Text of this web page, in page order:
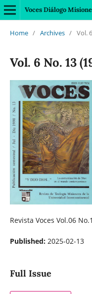
Voces Diálogo
Home / Archives / Vol.
Vol. 6 No. 13
Revista Voces Vol.06
Published: 2025-02-13
Full Issue